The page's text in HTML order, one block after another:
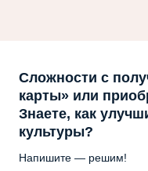
Сложности с
карты» или
Знаете, как
культуры?
Напишите — решим!